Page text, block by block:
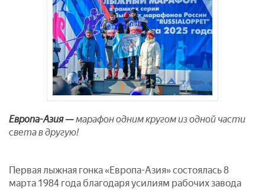
Европа-Азия —марафон одним кругом из одной части
света в другую!
Первая лыжная гонка «Европа-Азия» состоялась 8
марта 1984 года благодаря усилиям рабочих завода